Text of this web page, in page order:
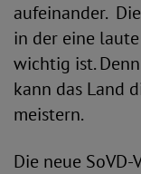
aufeinander.
in der eine
wichtig ist.
kann das Land
meistern.
Die neue